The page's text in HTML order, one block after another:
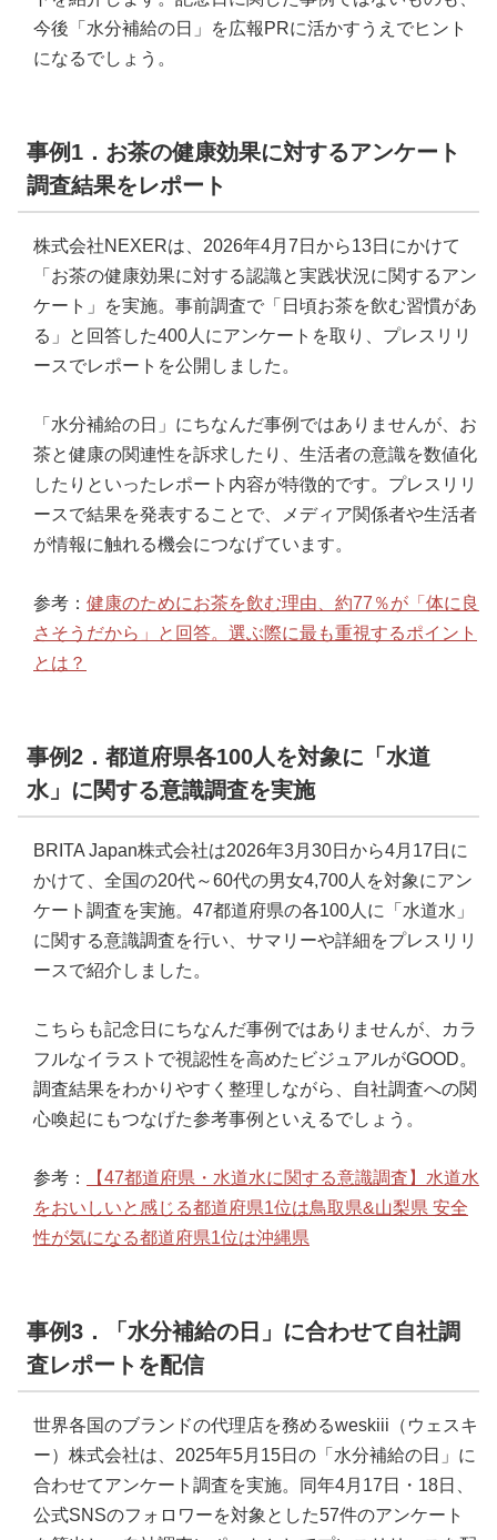
今後「水分補給の日」を広報PRに活かすうえでヒント
になるでしょう。
事例1．お茶の健康効果に対するアンケート
調査結果をレポート
株式会社NEXERは、2026年4月7日から13日にかけて
「お茶の健康効果に対する認識と実践状況に関するアン
ケート」を実施。事前調査で「日頃お茶を飲む習慣があ
る」と回答した400人にアンケートを取り、プレスリリ
ースでレポートを公開しました。
「水分補給の日」にちなんだ事例ではありませんが、お
茶と健康の関連性を訴求したり、生活者の意識を数値化
したりといったレポート内容が特徴的です。プレスリリ
ースで結果を発表することで、メディア関係者や生活者
が情報に触れる機会につなげています。
参考： 健康のためにお茶を飲む理由、約77％が「体に良
さそうだから」と回答。選ぶ際に最も重視するポイント
とは？
事例2．都道府県各100人を対象に「水道
水」に関する意識調査を実施
BRITA Japan株式会社は2026年3月30日から4月17日に
かけて、全国の20代～60代の男女4,700人を対象にアン
ケート調査を実施。47都道府県の各100人に「水道水」
に関する意識調査を行い、サマリーや詳細をプレスリリ
ースで紹介しました。
こちらも記念日にちなんだ事例ではありませんが、カラ
フルなイラストで視認性を高めたビジュアルがGOOD。
調査結果をわかりやすく整理しながら、自社調査への関
心喚起にもつなげた参考事例といえるでしょう。
参考：
【47都道府県・水道水に関する意識調査】水道水
をおいしいと感じる都道府県1位は鳥取県&山梨県 安全
性が気になる都道府県1位は沖縄県
事例3．「水分補給の日」に合わせて自社調
査レポートを配信
世界各国のブランドの代理店を務めるweskiii（ウェスキ
ー）株式会社は、2025年5月15日の「水分補給の日」に
合わせてアンケート調査を実施。同年4月17日・18日、
公式SNSのフォロワーを対象とした57件のアンケート